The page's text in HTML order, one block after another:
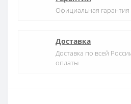
Официальная
Доставка
Доставка по всей
оплаты